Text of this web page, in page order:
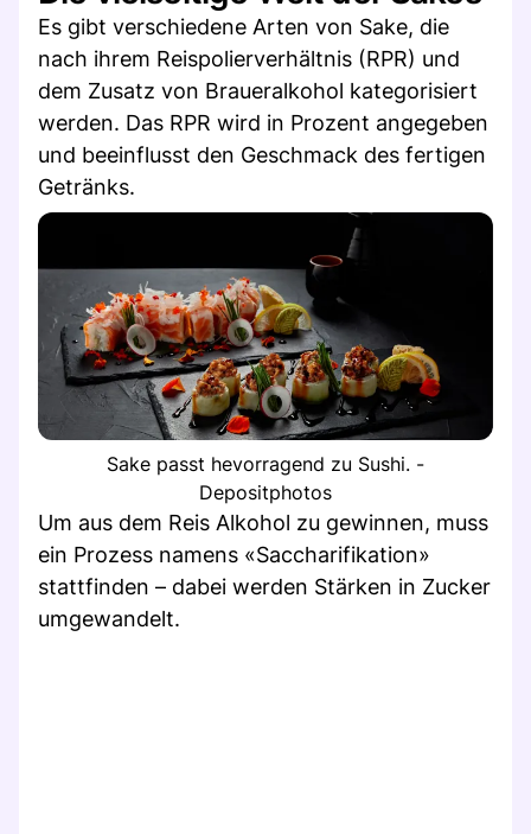
Es gibt verschiedene Arten von Sake, die
nach ihrem Reispolierverhältnis (RPR) und
dem Zusatz von Braueralkohol kategorisiert
werden. Das RPR wird in Prozent angegeben
und beeinflusst den Geschmack des fertigen
Getränks.
Sake passt hevorragend zu Sushi. -
Depositphotos
Um aus dem Reis Alkohol zu gewinnen, muss
ein Prozess namens «Saccharifikation»
stattfinden – dabei werden Stärken in Zucker
umgewandelt.